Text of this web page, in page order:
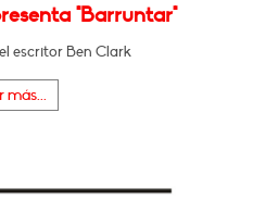
"Barruntar"
escritor Ben Clark
más...